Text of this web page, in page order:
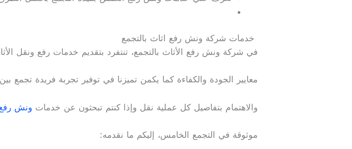
خدمات شركة ونش رفع اثاث بالتجمع
في شركة ونش رفع الأثاث بالتجمع، تنتفرد بتقديم خدمات رفع ونقل
معايير الجودة والكفاءة كما يكمن تميزنا في توفير تجربة فريدة تجمع بين
والاهتمام بتفاصيل كل عملية نقل وإذا كنتم تبحثون عن خدمات ونش رفع
موثوقة في التجمع الخامس، إليكم ما نقدمه: